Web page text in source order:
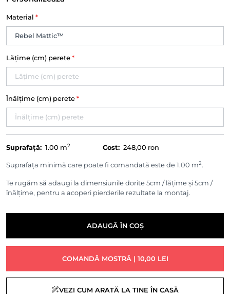
Material *
Lățime (cm) perete *
Înălțime (cm) perete *
Suprafață: 1.00 m2 Cost: 248,00 ron
Suprafața minimă care poate fi comandată este de 1.00 m2.
Te rugăm să adaugi la dimensiunile dorite 5cm / lățime și 5cm /
înălțime, pentru a acoperi pierderile rezultate la montaj.
ADAUGĂ ÎN COȘ
COMANDĂ MOSTRĂ | 10,00 LEI
VEZI CUM ARATĂ LA TINE ÎN CASĂ